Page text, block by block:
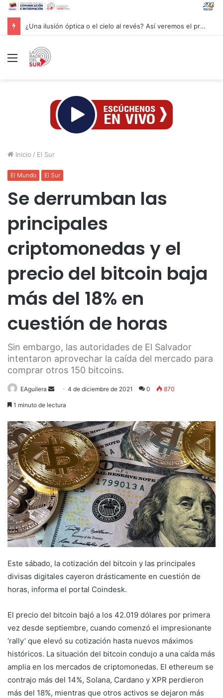
¿Una ilusión óptica o el cielo al revés? Así veremos el próximo eclipse solar
Menú
Inicio / El Sur
El Mundo El Sur
Se derrumban las
principales
criptomonedas y el
precio del bitcoin baja
más del 18% en
cuestión de horas
Sin embargo, las autoridades de El Salvador
intentaron aprovechar la caída del mercado para
comprar otros 150 bitcoins.
EAguilera
Send4 de diciembre de 2021 0 870
1 minuto de lectura
Este sábado, la cotización del bitcoin y las principales
divisas digitales cayeron drásticamente en cuestión de
horas, informa el portal Coindesk.
El precio del bitcoin bajó a los 42.019 dólares por primera
vez desde septiembre, cuando comenzó el impresionante
‘rally’ que elevó su cotización hasta nuevos máximos
históricos. La situación del bitcoin condujo a una caída más
amplia en los mercados de criptomonedas. El ethereum se
contrajo más del 14%, Solana, Cardano y XPR perdieron
más del 18%, mientras que otros activos se dejaron más